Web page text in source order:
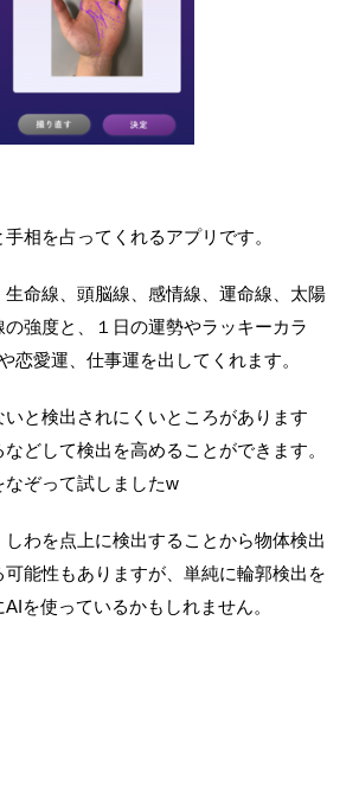
相を占ってくれるアプリです。
命線、頭脳線、感情線、運命線、太陽
強度と、１日の運勢やラッキーカラ
恋愛運、仕事運を出してくれます。
と検出されにくいところがあります
どして検出を高めることができます。
ぞって試しましたw
わを点上に検出することから物体検出
能性もありますが、単純に輪郭検出を
を使っているかもしれません。